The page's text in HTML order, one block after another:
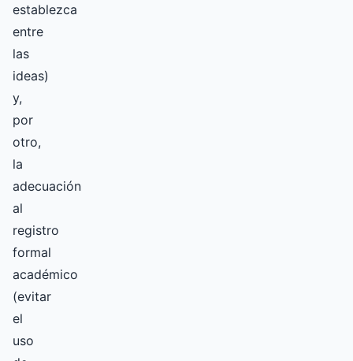
establezca
entre
las
ideas)
y,
por
otro,
la
adecuación
al
registro
formal
académico
(evitar
el
uso